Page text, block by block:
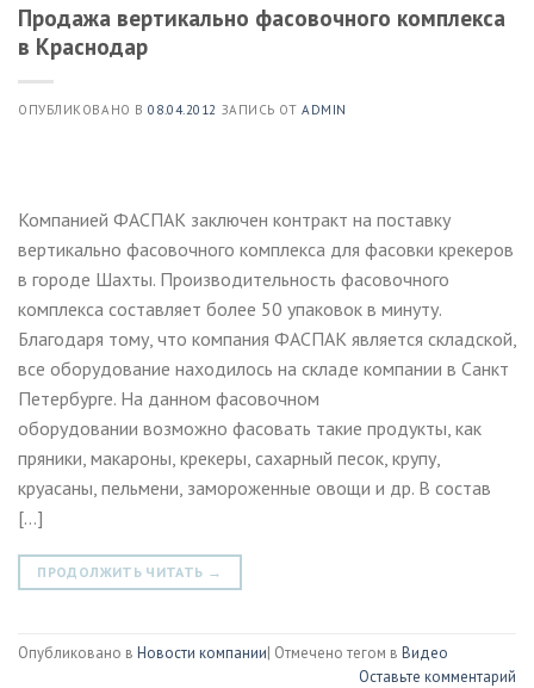
Продажа вертикально фасовочного комплекса
в Краснодар
ОПУБЛИКОВАНО В08.04.2012 ЗАПИСЬ ОТADMIN
Компанией ФАСПАК заключен контракт на поставку
вертикально фасовочного комплекса для фасовки крекеров
в городе Шахты. Производительность фасовочного
комплекса составляет более 50 упаковок в минуту.
Благодаря тому, что компания ФАСПАК является складской,
все оборудование находилось на складе компании в Санкт
Петербурге. На данном фасовочном
оборудовании возможно фасовать такие продукты, как
пряники, макароны, крекеры, сахарный песок, крупу,
круасаны, пельмени, замороженные овощи и др. В состав
[…]
ПРОДОЛЖИТЬ ЧИТАТЬ →
Опубликовано в Новости компании| Отмечено тегом в Видео
Оставьте комментарий